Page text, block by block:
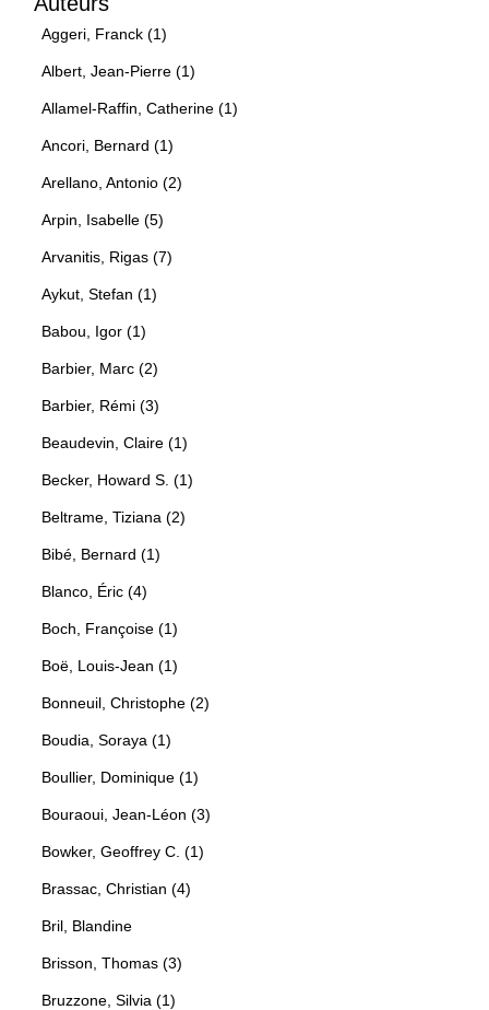
Aggeri, Franck (1)
Albert, Jean-Pierre (1)
Allamel-Raffin, Catherine (1)
Ancori, Bernard (1)
Arellano, Antonio (2)
Arpin, Isabelle (5)
Arvanitis, Rigas (7)
Aykut, Stefan (1)
Babou, Igor (1)
Barbier, Marc (2)
Barbier, Rémi (3)
Beaudevin, Claire (1)
Becker, Howard S. (1)
Beltrame, Tiziana (2)
Bibé, Bernard (1)
Blanco, Éric (4)
Boch, Françoise (1)
Boë, Louis-Jean (1)
Bonneuil, Christophe (2)
Boudia, Soraya (1)
Boullier, Dominique (1)
Bouraoui, Jean-Léon (3)
Bowker, Geoffrey C. (1)
Brassac, Christian (4)
Bril, Blandine
Brisson, Thomas (3)
Bruzzone, Silvia (1)